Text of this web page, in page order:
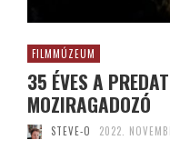
FILMMÚZEUM
35 ÉVES A
MOZIRAGADOZÓ
STEVE-O 2022.